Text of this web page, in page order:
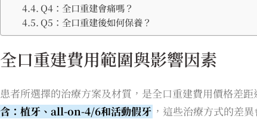
Q4：全口重建會痛嗎？
Q5：全口重建後如何保養？
全口重建費用範圍與影響因素
患者所選擇的治療方案及材質，是全口重建費用價格差距
含：植牙、all-on-4/6和活動假牙 ，這些治療方式的差